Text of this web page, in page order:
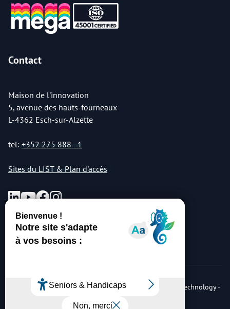
Contact
Maison de l'innovation
5, avenue des hauts-fourneaux
L-4362 Esch-sur-Alzette
tel: +352 275 888 - 1
Sites du LIST & Plan d'accès
© Copyright 2026 Luxembourg Institute of Science & Technology -